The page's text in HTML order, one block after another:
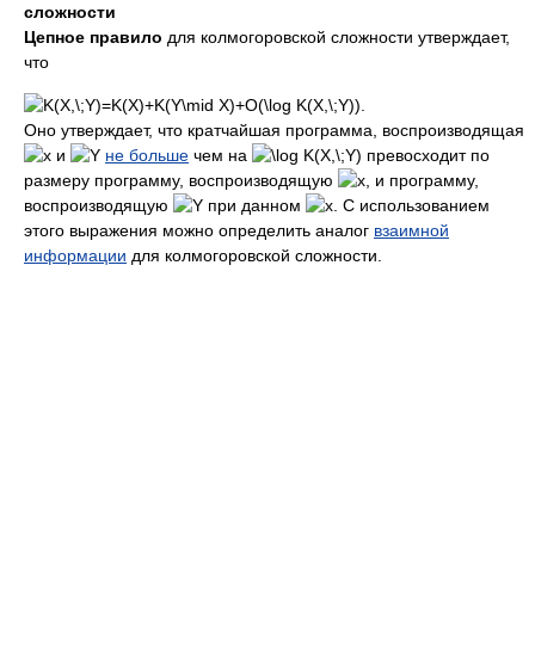
сложности
Цепное правило для колмогоровской сложности утверждает,
что
Оно утверждает, что кратчайшая программа, воспроизводящая
и
не больше чем на
превосходит по
размеру программу, воспроизводящую
, и программу,
воспроизводящую
при данном
. С использованием
этого выражения можно определить аналог взаимной
информации для колмогоровской сложности.